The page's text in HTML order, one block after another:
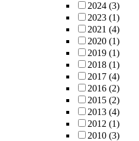
2024 (3)
2023 (1)
2021 (4)
2020 (1)
2019 (1)
2018 (1)
2017 (4)
2016 (2)
2015 (2)
2013 (4)
2012 (1)
2010 (3)